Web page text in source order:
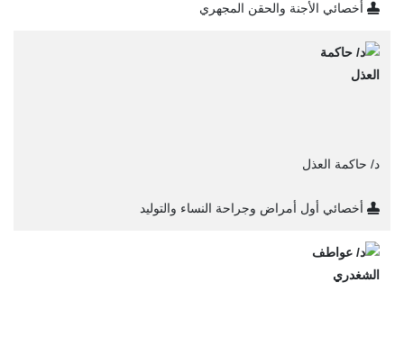
أخصائي الأجنة والحقن المجهري
د/ حاكمة العذل
أخصائي أول أمراض وجراحة النساء والتوليد